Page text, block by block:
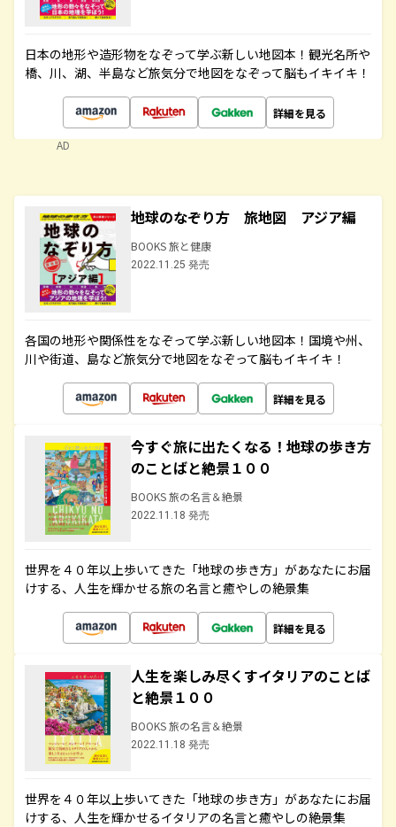
日本の地形や造形物をなぞって学ぶ新しい地図本！観光名所や
橋、川、湖、半島など旅気分で地図をなぞって脳もイキイキ！
詳細を見る
AD
地球のなぞり方 旅地図 アジア編
BOOKS 旅と健康
2022.11.25 発売
各国の地形や関係性をなぞって学ぶ新しい地図本！国境や州、
川や街道、島など旅気分で地図をなぞって脳もイキイキ！
詳細を見る
今すぐ旅に出たくなる！地球の歩き方
のことばと絶景１００
BOOKS 旅の名言＆絶景
2022.11.18 発売
世界を４０年以上歩いてきた「地球の歩き方」があなたにお届
けする、人生を輝かせる旅の名言と癒やしの絶景集
詳細を見る
人生を楽しみ尽くすイタリアのことば
と絶景１００
BOOKS 旅の名言＆絶景
2022.11.18 発売
世界を４０年以上歩いてきた「地球の歩き方」があなたにお届
けする、人生を輝かせるイタリアの名言と癒やしの絶景集